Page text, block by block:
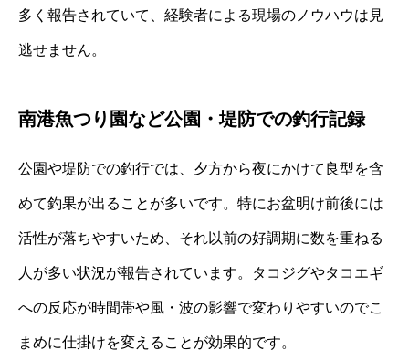
多く報告されていて、経験者による現場のノウハウは見
逃せません。
南港魚つり園など公園・堤防での釣行記録
公園や堤防での釣行では、夕方から夜にかけて良型を含
めて釣果が出ることが多いです。特にお盆明け前後には
活性が落ちやすいため、それ以前の好調期に数を重ねる
人が多い状況が報告されています。タコジグやタコエギ
への反応が時間帯や風・波の影響で変わりやすいのでこ
まめに仕掛けを変えることが効果的です。